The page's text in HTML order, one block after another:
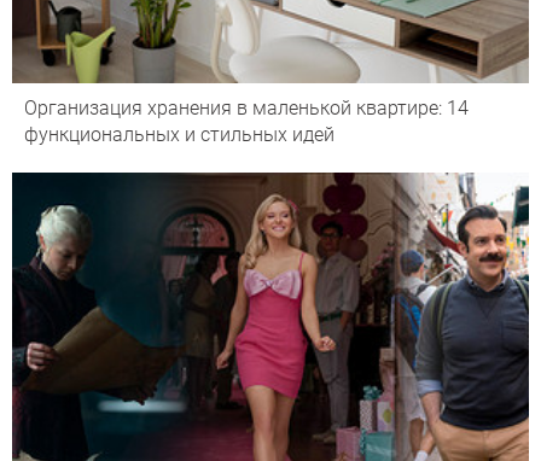
Организация хранения в маленькой квартире: 14
функциональных и стильных идей